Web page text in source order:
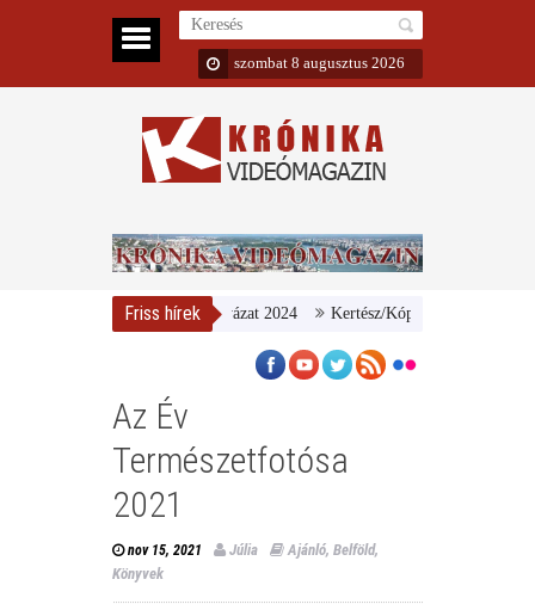
szombat 8 augusztus 2026
Friss hírek
Egészségért díj pályázat 2024 Kertész/Kópiák
Az Év
Természetfotósa
2021
nov 15, 2021 Júlia Ajánló, Belföld,
Könyvek